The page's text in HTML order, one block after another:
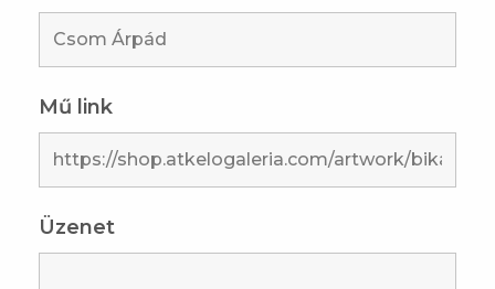
Mű link
Üzenet